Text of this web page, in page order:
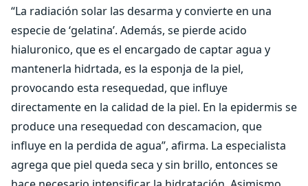
“La radiación solar las desarma y convierte en una
especie de ‘gelatina’. Además, se pierde acido
hialuronico, que es el encargado de captar agua y
mantenerla hidrtada, es la esponja de la piel,
provocando esta resequedad, que influye
directamente en la calidad de la piel. En la epidermis se
produce una resequedad con descamacion, que
influye en la perdida de agua”, afirma. La especialista
agrega que piel queda seca y sin brillo, entonces se